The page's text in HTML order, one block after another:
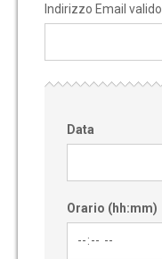
Indirizzo Email valido
Data
Orario (hh:mm)